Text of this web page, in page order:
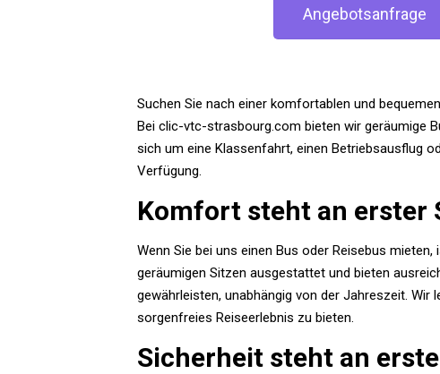
Angebotsanfrage
Suchen Sie nach einer komfortablen und
Bei clic-vtc-strasbourg.com bieten wir geräumige
sich um eine Klassenfahrt, einen Betriebsausflug
Verfügung.
Komfort steht an erster
Wenn Sie bei uns einen Bus oder Reisebus
geräumigen Sitzen ausgestattet und bieten
gewährleisten, unabhängig von der Jahreszeit.
sorgenfreies Reiseerlebnis zu bieten.
Sicherheit steht an